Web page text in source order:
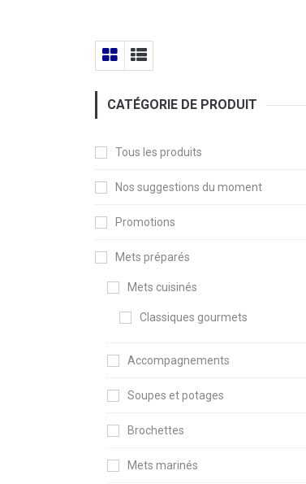
CATÉGORIE DE PRODUIT
Tous les produits
Nos suggestions du moment
Promotions
Mets préparés
Mets cuisinés
Classiques gourmets
Accompagnements
Soupes et potages
Brochettes
Mets marinés